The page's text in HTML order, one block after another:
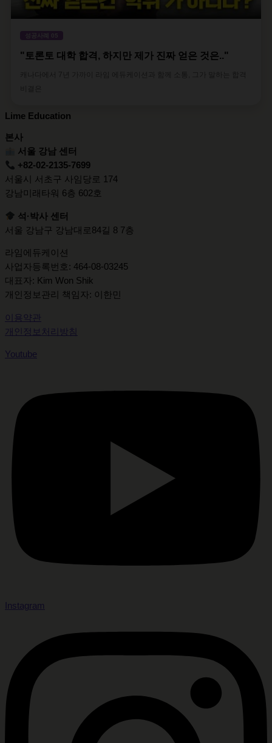
성공사례 05
"토론토 대학 합격, 하지만 제가 진짜 얻은 것은.."
Lime Education
본사
서울 강남 센터
+82-02-2135-7699
서울시 서초구 사임당로 174
강남미래타워 6층 602호
석·박사 센터
서울 강남구 강남대로84길 8 7층
라임에듀케이션
사업자등록번호: 464-08-03245
대표자: Kim Won Shik
개인정보관리 책임자: 이한민
이용약관
개인정보처리방침
Youtube
Instagram